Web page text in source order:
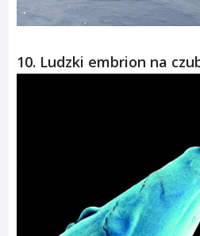
10. Ludzki embrion na